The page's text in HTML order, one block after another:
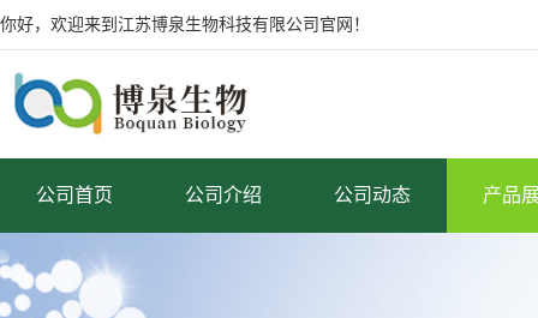
你好，欢迎来到江苏博泉生物科技有限公司官网！
公司首页 公司介绍 公司动态 产品